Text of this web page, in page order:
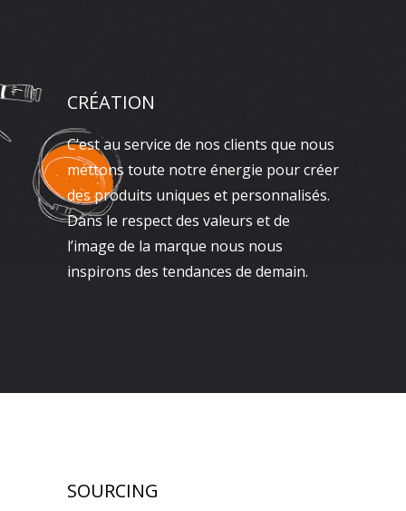
CRÉATION
C’est au service de nos clients que nous
mettons toute notre énergie pour créer
des produits uniques et personnalisés.
Dans le respect des valeurs et de
l’image de la marque nous nous
inspirons des tendances de demain.
SOURCING